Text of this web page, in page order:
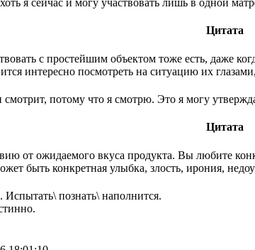
я сейчас и могу участвовать лишь в одной
Цитата
с простейшим объектом тоже есть, даже
интересно посмотреть на ситуацию их
потому что я смотрю. Это я могу
Цитата
от ожидаемого вкуса продукта. Вы любите
быть конкретная улыбка, злость, ирония,
познать\ наполнится.